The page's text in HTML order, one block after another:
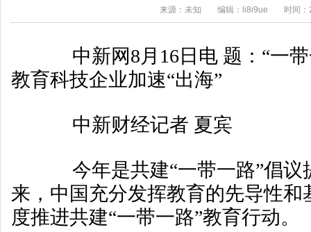
来源：未知 编辑：li8i9ue 时间
中新网8月16日电 题：“一
教育科技企业加速“出海”
中新财经记者 夏宾
今年是共建“一带一路”倡议
来，中国充分发挥教育的先导性和
度推进共建“一带一路”教育行动。